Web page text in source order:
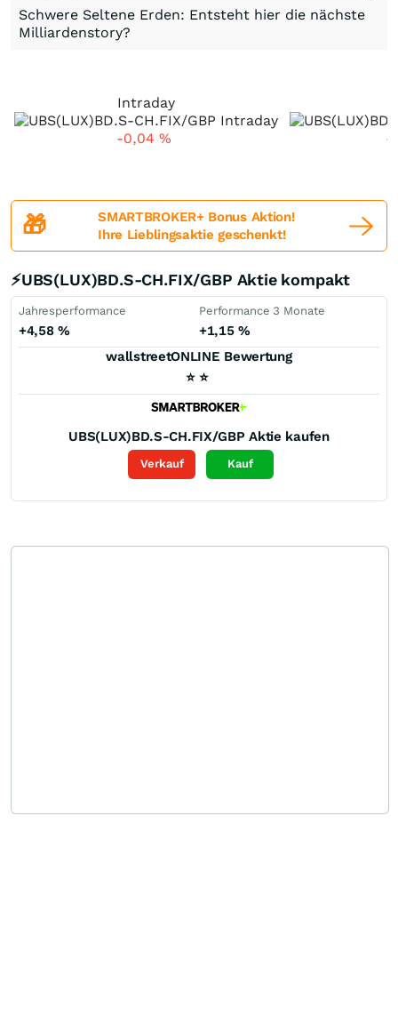
Schwere Seltene Erden: Entsteht hier die nächste
Milliardenstory?
Intraday
-0,04 % -
🎁
SMARTBROKER+ Bonus Aktion!
Ihre Lieblingsaktie geschenkt!
⚡UBS(LUX)BD.S-CH.FIX/GBP Aktie kompakt
Jahresperformance
+4,58%
Performance 3 Monate
+1,15%
wallstreetONLINE Bewertung
⭐ ⭐
UBS(LUX)BD.S-CH.FIX/GBP Aktie kaufen
Verkauf Kauf